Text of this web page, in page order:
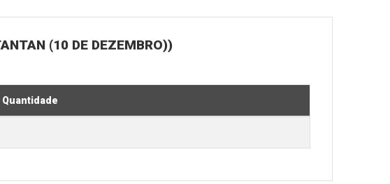
(10 DE DEZEMBRO))
Quantidade